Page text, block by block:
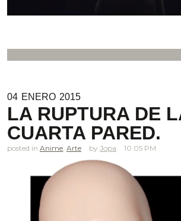
04 ENERO 2015
LA RUPTURA DE
CUARTA PARED.
posted in Anime Arte Jopa 10.05 PM